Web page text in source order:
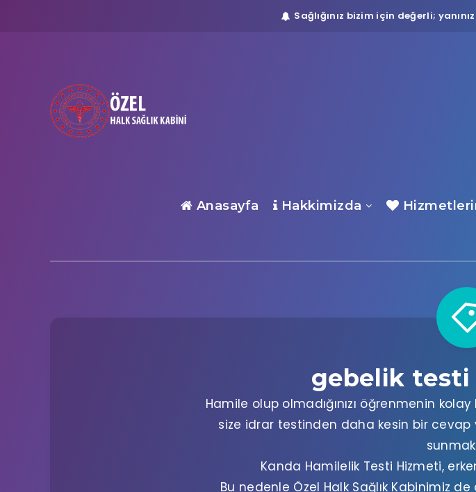
Sağlığınız bizim için değerli;
Anasayfa Hakkimizda
gebelik testi
Hamile olup olmadığınızı öğrenmenin
size idrar testinden daha kesin bir
Kanda Hamilelik Testi Hizmeti,
Bu nedenle Özel Halk Sağlık Kabinimiz